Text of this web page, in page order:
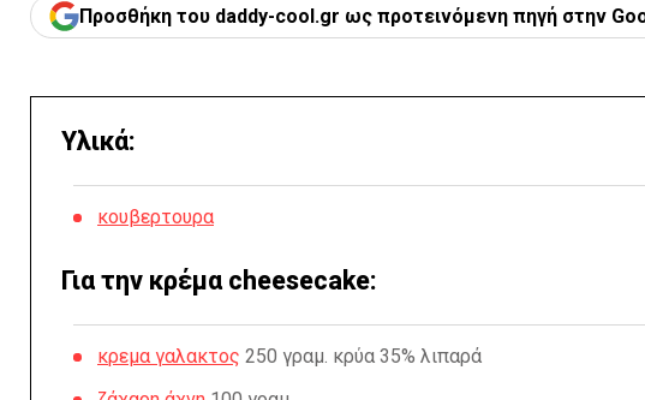
Προσθήκη του daddy-cool.gr ως προτεινόμενη πηγή στην
Υλικά:
κουβερτουρα
Για την κρέμα cheesecake:
κρεμα γαλακτος 250 γραμ. κρύα 35% λιπαρά